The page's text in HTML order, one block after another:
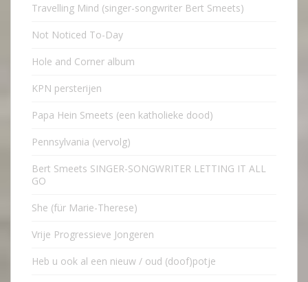
Travelling Mind (singer-songwriter Bert Smeets)
Not Noticed To-Day
Hole and Corner album
KPN persterijen
Papa Hein Smeets (een katholieke dood)
Pennsylvania (vervolg)
Bert Smeets SINGER-SONGWRITER LETTING IT ALL
GO
She (für Marie-Therese)
Vrije Progressieve Jongeren
Heb u ook al een nieuw / oud (doof)potje